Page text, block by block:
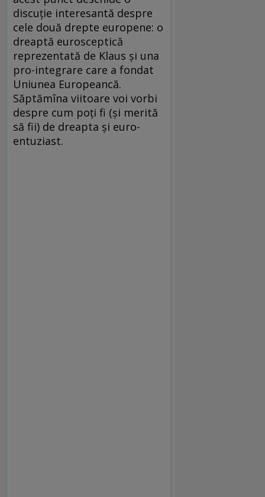
discuţie interesantă despre
cele două drepte europene: o
dreaptă eurosceptică
reprezentată de Klaus şi una
pro-integrare care a fondat
Uniunea Europeancă.
Săptămîna viitoare voi vorbi
despre cum poţi fi (şi merită
să fii) de dreapta şi euro-
entuziast.